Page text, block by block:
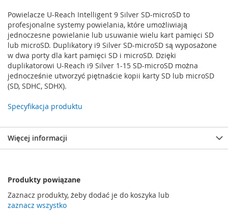
Powielacze U-Reach Intelligent 9 Silver SD-microSD to
profesjonalne systemy powielania, które umożliwiają
jednoczesne powielanie lub usuwanie wielu kart pamięci SD
lub microSD. Duplikatory i9 Silver SD-microSD są wyposażone
w dwa porty dla kart pamięci SD i microSD. Dzięki
duplikatorowi U-Reach i9 Silver 1-15 SD-microSD można
jednocześnie utworzyć piętnaście kopii karty SD lub microSD
(SD, SDHC, SDHX).
Specyfikacja produktu
Więcej informacji
Produkty powiązane
Zaznacz produkty, żeby dodać je do koszyka lub
zaznacz wszystko